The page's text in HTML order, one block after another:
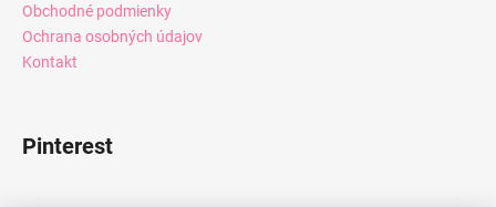
Obchodné podmienky
Ochrana osobných údajov
Kontakt
Pinterest